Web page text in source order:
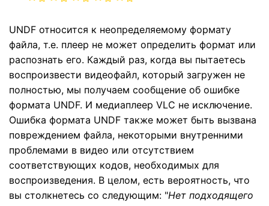
НАЙДИТЕ БОЛЬШЕ РЕШЕНИЙ
Характеристики устройств и графических процессоров.
Последние новости и обновления UniConverter.
search
UNDF относится к неопределяемому формату
файла, т.е. плеер не может определить формат или
распознать его. Каждый раз, когда вы пытаетесь
воспроизвести видеофайл, который загружен не
полностью, мы получаем сообщение об ошибке
формата UNDF. И медиаплеер VLC не исключение.
Ошибка формата UNDF также может быть вызвана
повреждением файла, некоторыми внутренними
проблемами в видео или отсутствием
соответствующих кодов, необходимых для
воспроизведения. В целом, есть вероятность, что
вы столкнетесь со следующим: "Нет подходящего